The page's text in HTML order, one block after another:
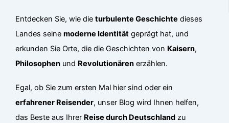
Entdecken Sie, wie dieturbulente Geschichte dieses
Landes seinemoderne Identität geprägt hat, und
erkunden Sie Orte, die die Geschichten von Kaisern,
Philosophen und Revolutionären erzählen.
Egal, ob Sie zum ersten Mal hier sind oder ein
erfahrener Reisender, unser Blog wird Ihnen helfen,
das Beste aus Ihrer Reise durch Deutschland zu